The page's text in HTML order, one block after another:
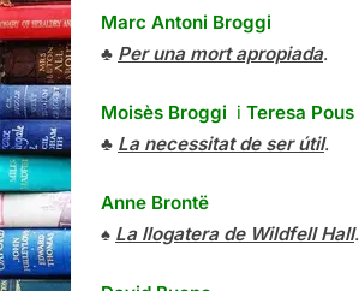
Marc Antoni Broggi
♣ Per una mort apropiada.
Moisès Broggi i Teresa Pous
♣ La necessitat de ser útil.
Anne Brontë
♠ La llogatera de Wildfell Hall.